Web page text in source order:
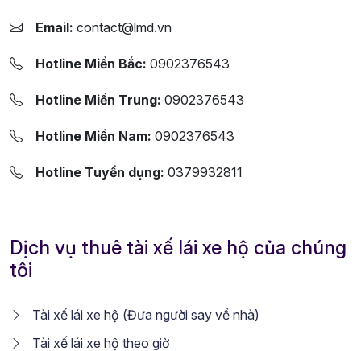
Email: contact@lmd.vn
Hotline Miền Bắc: 0902376543
Hotline Miền Trung: 0902376543
Hotline Miền Nam: 0902376543
Hotline Tuyển dụng: 0379932811
Dịch vụ thuê tài xế lái xe hộ của chúng
tôi
Tài xế lái xe hộ (Đưa người say về nhà)
Tài xế lái xe hộ theo giờ